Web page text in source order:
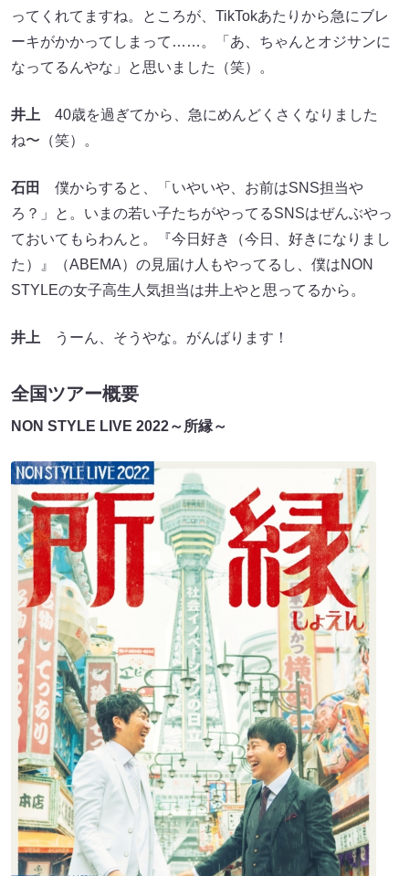
ってくれてますね。ところが、TikTokあたりから急にブレ
ーキがかかってしまって……。「あ、ちゃんとオジサンに
なってるんやな」と思いました（笑）。
井上 40歳を過ぎてから、急にめんどくさくなりました
ね〜（笑）。
石田
僕からすると、「いやいや、お前はSNS担当や
ろ？」と。いまの若い子たちがやってるSNSはぜんぶやっ
ておいてもらわんと。『今日好き（今日、好きになりまし
た）』（ABEMA）の見届け人もやってるし、僕はNON
STYLEの女子高生人気担当は井上やと思ってるから。
井上 うーん、そうやな。がんばります！
全国ツアー概要
NON STYLE LIVE 2022～所縁～